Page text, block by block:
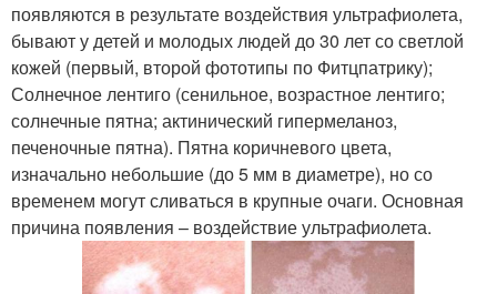
появляются в результате воздействия ультрафиолета,
бывают у детей и молодых людей до 30 лет со светлой
кожей (первый, второй фототипы по Фитцпатрику);
Солнечное лентиго (сенильное, возрастное лентиго;
солнечные пятна; актинический гипермеланоз,
печеночные пятна). Пятна коричневого цвета,
изначально небольшие (до 5 мм в диаметре), но со
временем могут сливаться в крупные очаги. Основная
причина появления – воздействие ультрафиолета.